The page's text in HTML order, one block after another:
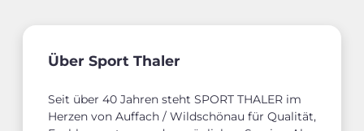
Über Sport Thaler
Seit über 40 Jahren steht SPORT THALER im
Herzen von Auffach / Wildschönau für Qualität,